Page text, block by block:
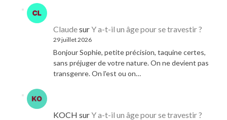
ClaudesurY a-t-il un âge pour se travestir ?
29 juillet 2026
Bonjour Sophie, petite précision, taquine certes,
sans préjuger de votre nature. On ne devient pas
transgenre. On l'est ou on…
KOCH surY a-t-il un âge pour se travestir ?